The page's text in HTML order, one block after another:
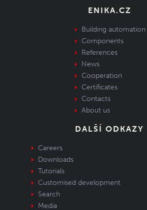
ENIKA.CZ
Building automation
Components
References
News
Cooperation
Certificates
Contacts
About us
DALŠÍ ODKAZY
Careers
Downloads
Tutorials
Customised development
Search
Media